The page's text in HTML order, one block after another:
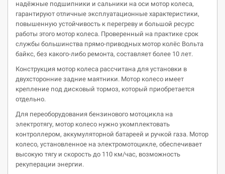
надёжные подшипники и сальники на оси мотор колеса,
гарантируют отличные эксплуатационные характеристики,
повышенную устойчивость к перегреву и большой ресурс
работы этого мотор колеса. Проверенный на практике срок
службы большинства прямо-приводных мотор колёс Вольта
байкс, без какого-либо ремонта, составляет более 10 лет.
Конструкция мотор колеса рассчитана для установки в
двухсторонние задние маятники. Мотор колесо имеет
крепление под дисковый тормоз, который приобретается
отдельно.
Для переоборудования бензинового мотоцикла на
электротягу, мотор колесо нужно укомплектовать
контроллером, аккумуляторной батареей и ручкой газа. Мотор
колесо, установленное на электромотоцикле, обеспечивает
высокую тягу и скорость до 110 км/час, возможность
рекуперации энергии.